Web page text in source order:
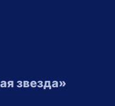
звезда»